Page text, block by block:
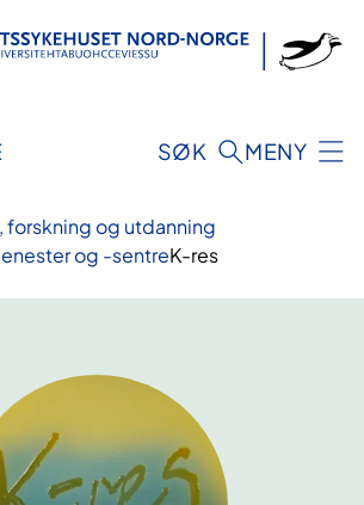
SØK MENY
forskning og utdanning
og -sentreK-res